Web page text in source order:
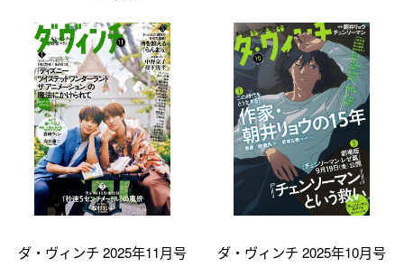
ダ・ヴィンチ 2025年11月号 ダ・ヴィンチ 2025年10月号